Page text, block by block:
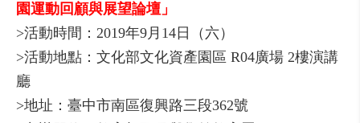
園運動回顧與展望論壇」
>活動時間：2019年9月14日（六）
>活動地點：文化部文化資產園區 R04廣場 2樓演講
廳
>地址：臺中市南區復興路三段362號